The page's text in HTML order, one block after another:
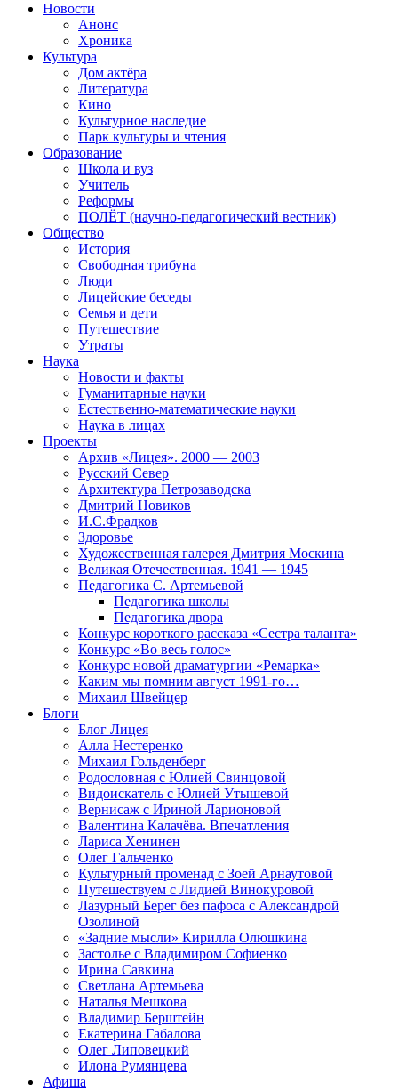
Новости
Анонс
Хроника
Культура
Дом актёра
Литература
Кино
Культурное наследие
Парк культуры и чтения
Образование
Школа и вуз
Учитель
Реформы
ПОЛЁТ (научно-педагогический вестник)
Общество
История
Свободная трибуна
Люди
Лицейские беседы
Семья и дети
Путешествие
Утраты
Наука
Новости и факты
Гуманитарные науки
Естественно-математические науки
Наука в лицах
Проекты
Архив «Лицея». 2000 — 2003
Русский Север
Архитектура Петрозаводска
Дмитрий Новиков
И.С.Фрадков
Здоровье
Художественная галерея Дмитрия Москина
Великая Отечественная. 1941 — 1945
Педагогика С. Артемьевой
Педагогика школы
Педагогика двора
Конкурс короткого рассказа «Сестра таланта»
Конкурс «Во весь голос»
Конкурс новой драматургии «Ремарка»
Каким мы помним август 1991-го…
Михаил Швейцер
Блоги
Блог Лицея
Алла Нестеренко
Михаил Гольденберг
Родословная с Юлией Свинцовой
Видоискатель с Юлией Утышевой
Вернисаж с Ириной Ларионовой
Валентина Калачёва. Впечатления
Лариса Хенинен
Олег Гальченко
Культурный променад с Зоей Арнаутовой
Путешествуем с Лидией Винокуровой
Лазурный Берег без пафоса с Александрой
Озолиной
«Задние мысли» Кирилла Олюшкина
Застолье с Владимиром Софиенко
Ирина Савкина
Светлана Артемьева
Наталья Мешкова
Владимир Берштейн
Екатерина Габалова
Олег Липовецкий
Илона Румянцева
Афиша